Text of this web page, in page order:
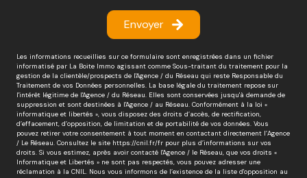
Envoyer
Les informations recueillies sur ce formulaire sont enregistrées dans un fichier
informatisé par La Boite Immo agissant comme Sous-traitant du traitement pour la
gestion de la clientèle/prospects de l'Agence / du Réseau qui reste Responsable du
Traitement de vos Données personnelles. La base légale du traitement repose sur
l'intérêt légitime de l'Agence / du Réseau. Elles sont conservées jusqu'à demande de
suppression et sont destinées à l'Agence / au Réseau. Conformément à la loi «
informatique et libertés », vous disposez des droits d’accès, de rectification,
d’effacement, d’opposition, de limitation et de portabilité de vos données. Vous
pouvez retirer votre consentement à tout moment en contactant directement l’Agence
/ Le Réseau. Consultez le site https://cnil.fr/fr pour plus d’informations sur vos
droits. Si vous estimez, après avoir contacté l'Agence / le Réseau, que vos droits «
Informatique et Libertés » ne sont pas respectés, vous pouvez adresser une
réclamation à la CNIL. Nous vous informons de l’existence de la liste d'opposition au